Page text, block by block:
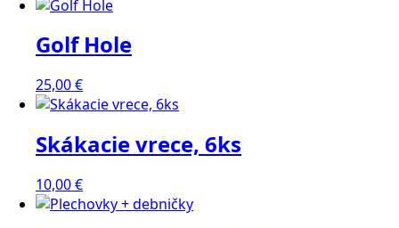
Golf Hole
25,00€
Skákacie vrece, 6ks
10,00€